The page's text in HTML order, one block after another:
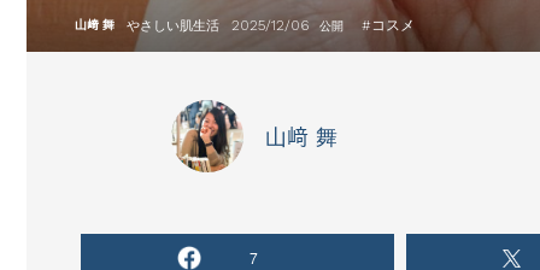
山﨑 舞 やさしい肌生活 2025/12/06 公開 #コスメ
山﨑 舞
7